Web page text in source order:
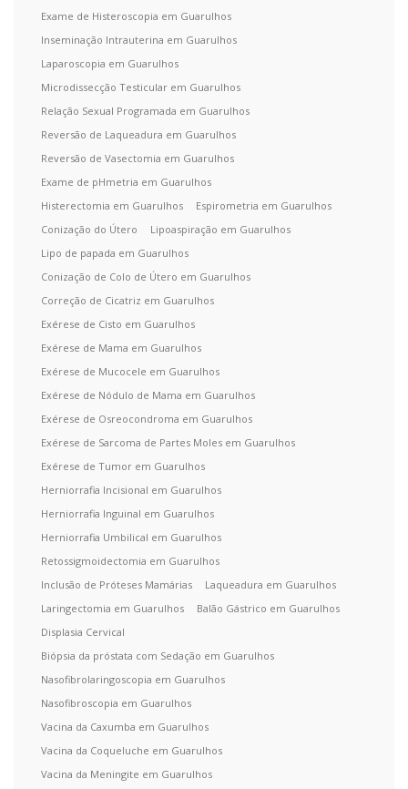
Exame de Histeroscopia em Guarulhos
Inseminação Intrauterina em Guarulhos
Laparoscopia em Guarulhos
Microdissecção Testicular em Guarulhos
Relação Sexual Programada em Guarulhos
Reversão de Laqueadura em Guarulhos
Reversão de Vasectomia em Guarulhos
Exame de pHmetria em Guarulhos
Histerectomia em Guarulhos
Espirometria em Guarulhos
Conização do Útero
Lipoaspiração em Guarulhos
Lipo de papada em Guarulhos
Conização de Colo de Útero em Guarulhos
Correção de Cicatriz em Guarulhos
Exérese de Cisto em Guarulhos
Exérese de Mama em Guarulhos
Exérese de Mucocele em Guarulhos
Exérese de Nódulo de Mama em Guarulhos
Exérese de Osreocondroma em Guarulhos
Exérese de Sarcoma de Partes Moles em Guarulhos
Exérese de Tumor em Guarulhos
Herniorrafia Incisional em Guarulhos
Herniorrafia Inguinal em Guarulhos
Herniorrafia Umbilical em Guarulhos
Retossigmoidectomia em Guarulhos
Inclusão de Próteses Mamárias
Laqueadura em Guarulhos
Laringectomia em Guarulhos
Balão Gástrico em Guarulhos
Displasia Cervical
Biópsia da próstata com Sedação em Guarulhos
Nasofibrolaringoscopia em Guarulhos
Nasofibroscopia em Guarulhos
Vacina da Caxumba em Guarulhos
Vacina da Coqueluche em Guarulhos
Vacina da Meningite em Guarulhos